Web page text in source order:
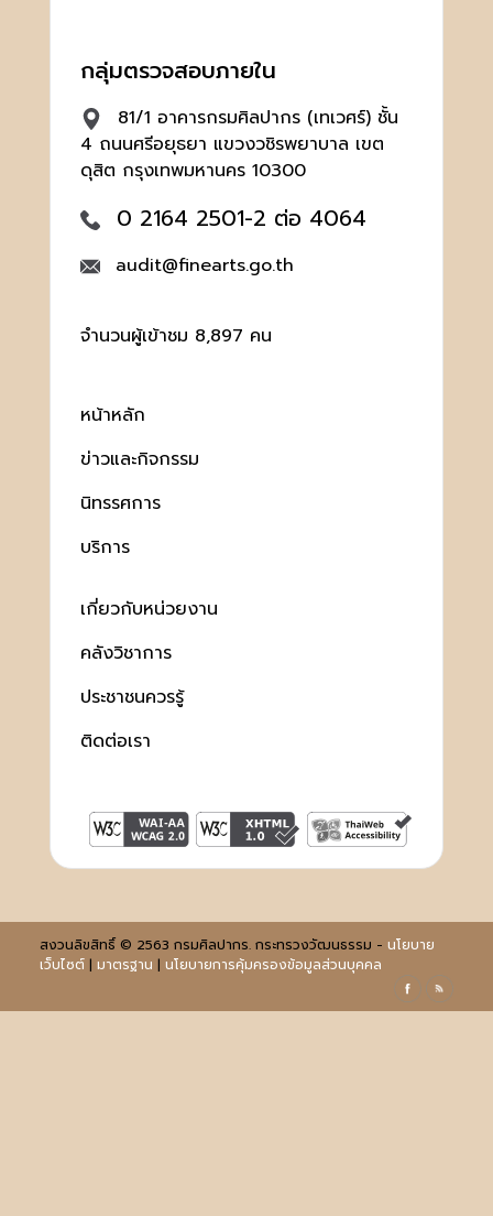
กลุ่มตรวจสอบภายใน
81/1 อาคารกรมศิลปากร (เทเวศร์) ชั้น
4 ถนนศรีอยุธยา แขวงวชิรพยาบาล เขต
ดุสิต กรุงเทพมหานคร 10300
0 2164 2501-2 ต่อ 4064
audit@finearts.go.th
จำนวนผู้เข้าชม 8,897 คน
หน้าหลัก
ข่าวและกิจกรรม
นิทรรศการ
บริการ
เกี่ยวกับหน่วยงาน
คลังวิชาการ
ประชาชนควรรู้
ติดต่อเรา
สงวนลิขสิทธิ์ © 2563 กรมศิลปากร. กระทรวงวัฒนธรรม - นโยบาย
เว็บไซต์| มาตรฐาน | นโยบายการคุ้มครองข้อมูลส่วนบุคคล